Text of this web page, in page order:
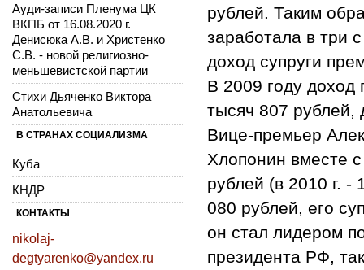
рублей. Таким
заработала в три
доход супруги
В 2009 году
тысяч 807 рублей,
Вице-премьер
Хлопонин вместе
рублей (в 2010 г.
080 рублей, его
он стал лидером
президента РФ,
Ауди-записи Пленума ЦК
ВКПБ от 16.08.2020 г.
Денисюка А.В. и Христенко
С.В. - новой религиозно-
меньшевистской партии
Стихи Дьяченко Виктора
Анатольевича
В СТРАНАХ СОЦИАЛИЗМА
Куба
КНДР
КОНТАКТЫ
nikolaj-
degtyarenko@yandex.ru